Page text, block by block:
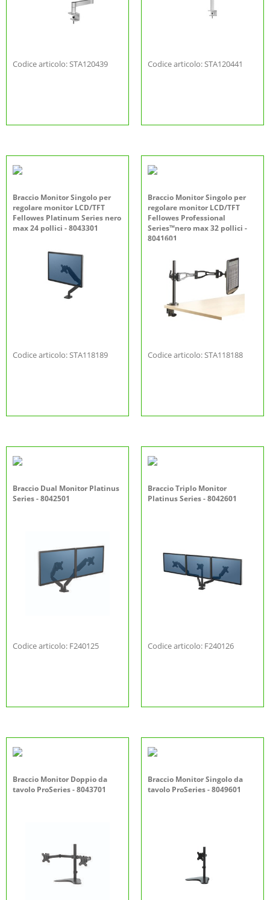
Codice articolo: STA120439 Codice articolo: STA120441
Braccio Monitor Singolo per
regolare monitor LCD/TFT
Fellowes Platinum Series nero
max 24 pollici - 8043301
Codice articolo: STA118189
Braccio Monitor Singolo per
regolare monitor LCD/TFT
Fellowes Professional
Series™nero max 32 pollici -
8041601
Codice articolo: STA118188
Braccio Dual Monitor Platinus
Series - 8042501
Codice articolo: F240125
Braccio Triplo Monitor
Platinus Series - 8042601
Codice articolo: F240126
Braccio Monitor Doppio da
tavolo ProSeries - 8043701
Braccio Monitor Singolo da
tavolo ProSeries - 8049601